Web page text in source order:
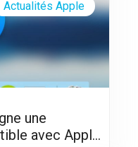
une
avec Apple
Actualités Apple